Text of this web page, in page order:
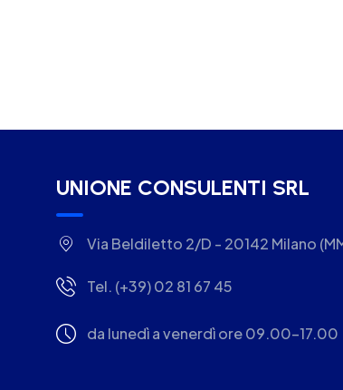
UNIONE CONSULENTI SRL
Via Beldiletto 2/D - 20142 Milano
Tel. (+39) 02 81 67 45
da lunedì a venerdì ore 09.00-17.00